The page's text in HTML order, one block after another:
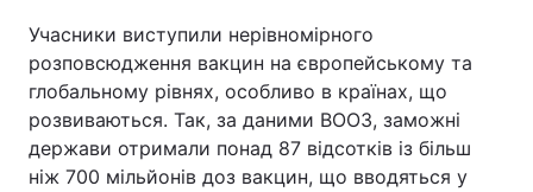
Відео з Youtube Статті
Інтерв'ю Думки
Архів Вакансії
Учасники виступили нерівномірного
розповсюдження вакцин на європейському та
глобальному рівнях, особливо в країнах, що
розвиваються. Так, за даними ВООЗ, заможні
держави отримали понад 87 відсотків із більш
ніж 700 мільйонів доз вакцин, що вводяться у